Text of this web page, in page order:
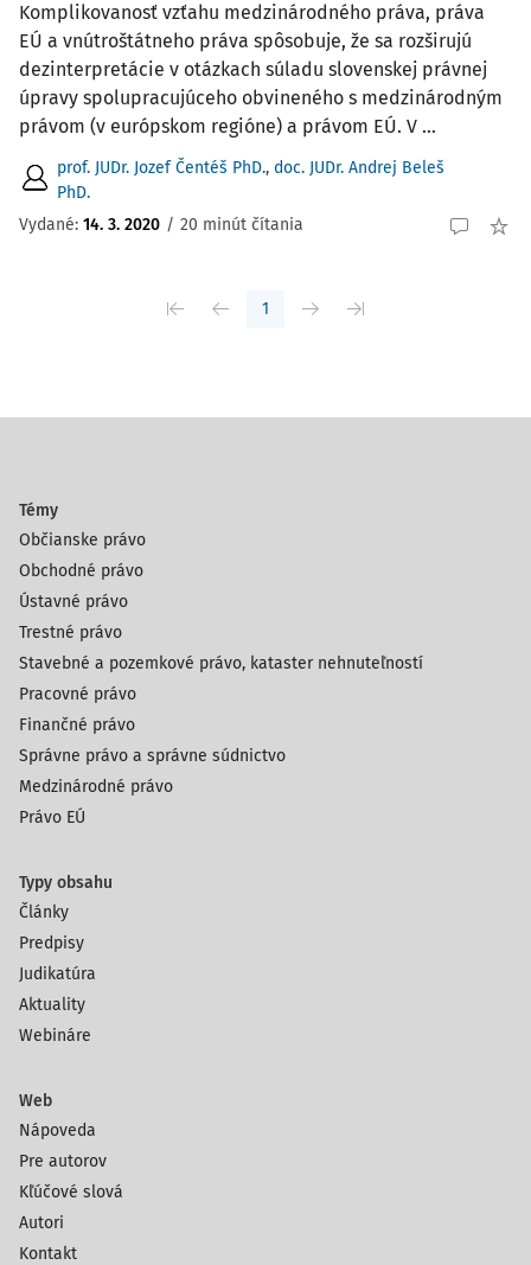
Komplikovanosť vzťahu medzinárodného práva, práva
EÚ a vnútroštátneho práva spôsobuje, že sa rozširujú
dezinterpretácie v otázkach súladu slovenskej právnej
úpravy spolupracujúceho obvineného s medzinárodným
právom (v európskom regióne) a právom EÚ. V ...
prof. JUDr. Jozef Čentéš PhD., doc. JUDr. Andrej Beleš
PhD.
Vydané: 14. 3. 2020 / 20 minút čítania
1
Témy
Občianske právo
Obchodné právo
Ústavné právo
Trestné právo
Stavebné a pozemkové právo, kataster nehnuteľností
Pracovné právo
Finančné právo
Správne právo a správne súdnictvo
Medzinárodné právo
Právo EÚ
Typy obsahu
Články
Predpisy
Judikatúra
Aktuality
Webináre
Web
Nápoveda
Pre autorov
Kľúčové slová
Autori
Kontakt